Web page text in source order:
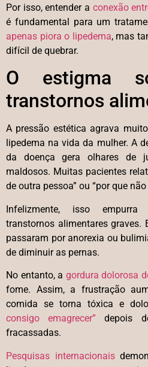
Por isso, entender a conexão
é fundamental para um
apenas piora o lipedema, mas
difícil de quebrar.
O estigma
transtornos
A pressão estética agrava
lipedema na vida da mulher. A
da doença gera olhares de
maldosos. Muitas pacientes
de outra pessoa” ou “por que não
Infelizmente, isso
transtornos alimentares graves.
passaram por anorexia ou
de diminuir as pernas.
No entanto, a gordura dolorosa
fome. Assim, a frustração
comida se torna tóxica e
consigo emagrecer” depois
fracassadas.
Pesquisas internacionais